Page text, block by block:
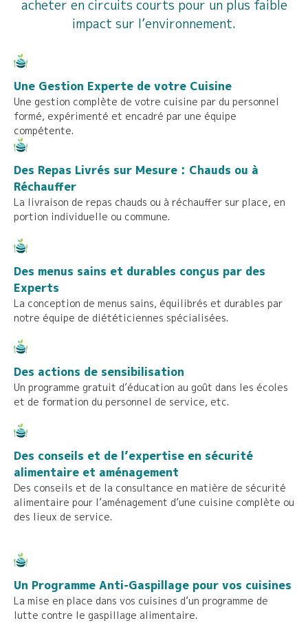
acheter en circuits courts pour un plus faible
impact sur l’environnement.
Une Gestion Experte de votre Cuisine
Une gestion complète de votre cuisine par du personnel
formé, expérimenté et encadré par une équipe
compétente.
Des Repas Livrés sur Mesure : Chauds ou à
Réchauffer
La livraison de repas chauds ou à réchauffer sur place, en
portion individuelle ou commune.
Des menus sains et durables conçus par des
Experts
La conception de menus sains, équilibrés et durables par
notre équipe de diététiciennes spécialisées.
Des actions de sensibilisation
Un programme gratuit d’éducation au goût dans les écoles
et de formation du personnel de service, etc.
Des conseils et de l’expertise en sécurité
alimentaire et aménagement
Des conseils et de la consultance en matière de sécurité
alimentaire pour l’aménagement d’une cuisine complète ou
des lieux de service.
Un Programme Anti-Gaspillage pour vos cuisines
La mise en place dans vos cuisines d’un programme de
lutte contre le gaspillage alimentaire.